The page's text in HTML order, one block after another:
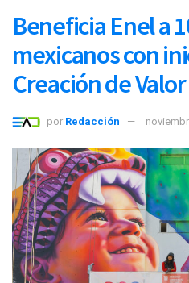
Beneficia Enel a
mexicanos con
Creación de
por Redacción